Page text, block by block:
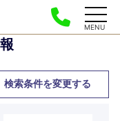
MENU
検索条件を変更する